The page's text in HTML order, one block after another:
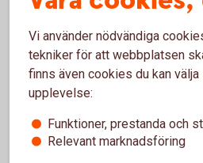
"Vi vill skapa
att göra hållbara val"
Vi använder nödvändiga
tekniker för att webbplatsen
finns även cookies du kan
upplevelse:
Funktioner, prestanda och
Relevant marknadsföring